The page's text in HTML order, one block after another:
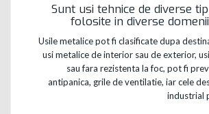
Sunt usi tehnice de diverse
folosite in diverse
Usile metalice pot fi clasificate dupa
usi metalice de interior sau de exterior,
sau fara rezistenta la foc, pot fi
antipanica, grile de ventilatie, iar cele
industrial